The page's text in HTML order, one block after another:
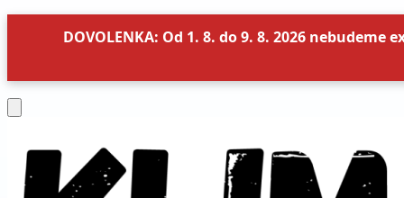
DOVOLENKA: Od 1. 8. do 9. 8. 2026